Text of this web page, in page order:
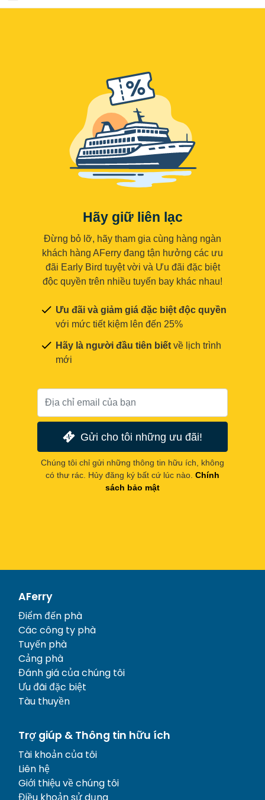
Hãy giữ liên lạc
Đừng bỏ lỡ, hãy tham gia cùng hàng ngàn
khách hàng AFerry đang tận hưởng các ưu
đãi Early Bird tuyệt vời và Ưu đãi đặc biệt
độc quyền trên nhiều tuyến bay khác nhau!
Ưu đãi và giảm giá đặc biệt độc quyền
với mức tiết kiệm lên đến 25%
Hãy là người đầu tiên biết về lịch trình
mới
Gửi cho tôi những ưu đãi!
Chúng tôi chỉ gửi những thông tin hữu ích, không
có thư rác. Hủy đăng ký bất cứ lúc nào. Chính
sách bảo mật
AFerry
Điểm đến phà
Các công ty phà
Tuyến phà
Cảng phà
Đánh giá của chúng tôi
Ưu đãi đặc biệt
Tàu thuyền
Trợ giúp & Thông tin hữu ích
Tài khoản của tôi
Liên hệ
Giới thiệu về chúng tôi